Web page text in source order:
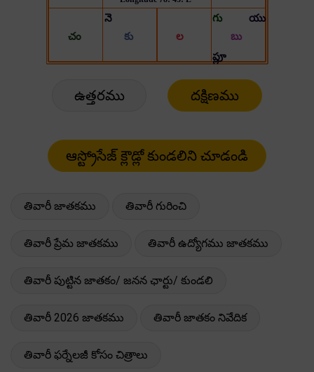
ఉత్తరము దక్షిణము
తివారీ జాతకము తివారీ గురించి
తివారీ ప్రేమ జాతకము తివారీ ఉద్యోగము జాతకము
తివారీ పుట్టిన జాతకం/ జనన ఛార్టు/ కుండలి
తివారీ 2026 జాతకము తివారీ జాతకం నివేదిక
తివారీ ఫర్నేలజీ కోసం చిత్రాలు